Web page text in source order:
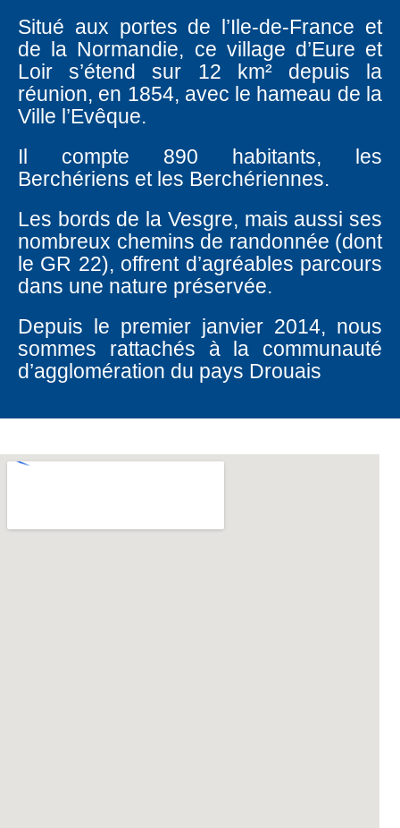
Situé aux portes de l’Ile-de-France et
de la Normandie, ce village d’Eure et
Loir s’étend sur 12 km² depuis la
réunion, en 1854, avec le hameau de la
Ville l’Evêque.
Il compte 890 habitants, les
Berchériens et les Berchériennes.
Les bords de la Vesgre, mais aussi ses
nombreux chemins de randonnée (dont
le GR 22), offrent d’agréables parcours
dans une nature préservée.
Depuis le premier janvier 2014, nous
sommes rattachés à la communauté
d’agglomération du pays Drouais